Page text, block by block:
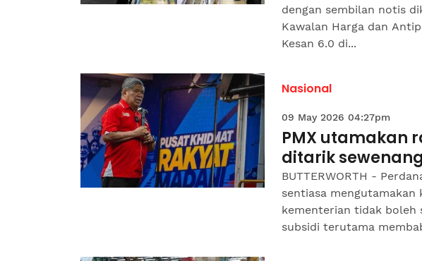
dengan sembilan notis
Kawalan Harga dan
Kesan 6.0 di...
Nasional
09 May 2026 04:27pm
PMX utamakan
ditarik
BUTTERWORTH -
sentiasa
kementerian tidak boleh
subsidi terutama